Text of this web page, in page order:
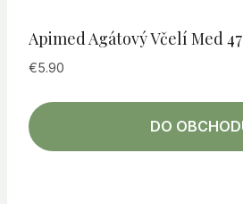
Apimed Agátový Včelí Med
€5.90
DO